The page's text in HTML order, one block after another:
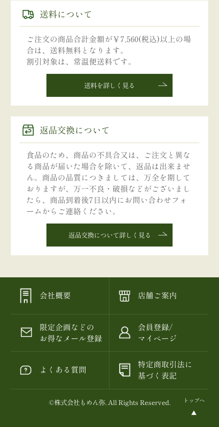
送料について
ご注文の商品合計金額が￥7,560(税込)以上の場
合は、送料無料となります。
割引対象は、常温便送料です。
送料を詳しく見る
返品交換について
食品のため、商品の不具合又は、ご注文と異な
る商品が届いた場合を除いて、返品は出来ませ
ん。商品の品質につきましては、万全を期して
おりますが、万一不良・破損などがございまし
たら、商品到着後7日以内にお問い合わせフォ
ームからご連絡ください。
返品交換について詳しく見る
会社概要 店舗ご案内
限定企画などの
お得なメール登録
会員登録/
マイページ
よくある質問
特定商取引法に
基づく表記
©株式会社もめん弥. All Rights Reserved. トップへ